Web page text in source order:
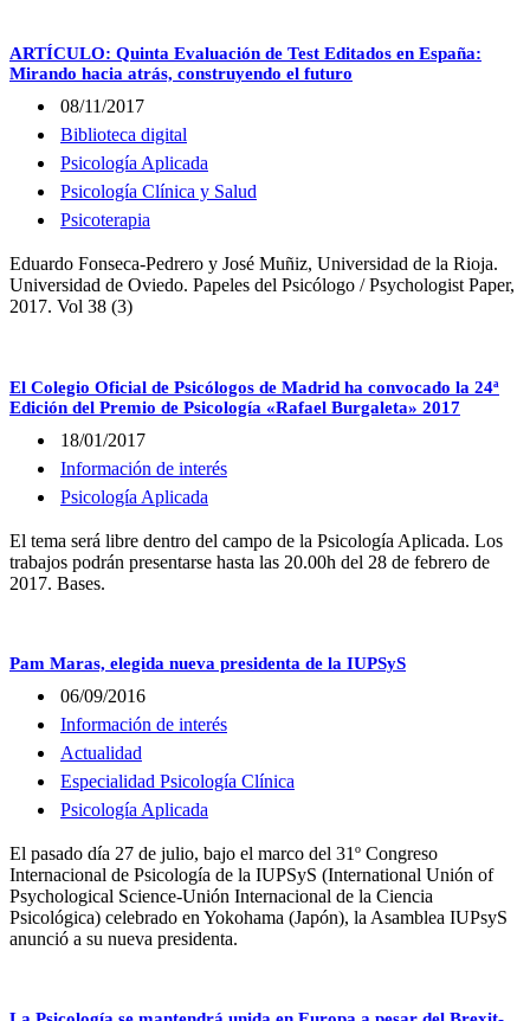
ARTÍCULO: Quinta Evaluación de Test Editados en España:
Mirando hacia atrás, construyendo el futuro
08/11/2017
Biblioteca digital
Psicología Aplicada
Psicología Clínica y Salud
Psicoterapia
Eduardo Fonseca-Pedrero y José Muñiz, Universidad de la Rioja.
Universidad de Oviedo. Papeles del Psicólogo / Psychologist Paper,
2017. Vol 38 (3)
El Colegio Oficial de Psicólogos de Madrid ha convocado la 24ª
Edición del Premio de Psicología «Rafael Burgaleta» 2017
18/01/2017
Información de interés
Psicología Aplicada
El tema será libre dentro del campo de la Psicología Aplicada. Los
trabajos podrán presentarse hasta las 20.00h del 28 de febrero de
2017. Bases.
Pam Maras, elegida nueva presidenta de la IUPSyS
06/09/2016
Información de interés
Actualidad
Especialidad Psicología Clínica
Psicología Aplicada
El pasado día 27 de julio, bajo el marco del 31º Congreso
Internacional de Psicología de la IUPSyS (International Unión of
Psychological Science-Unión Internacional de la Ciencia
Psicológica) celebrado en Yokohama (Japón), la Asamblea IUPsyS
anunció a su nueva presidenta.